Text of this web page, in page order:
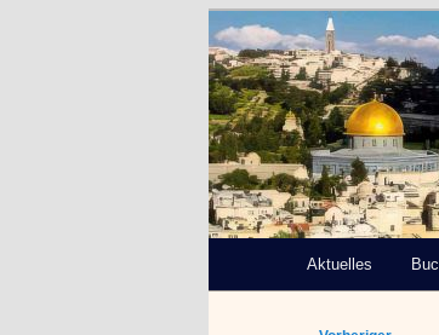
Zum
Aktuelles
Beitragsnavigation